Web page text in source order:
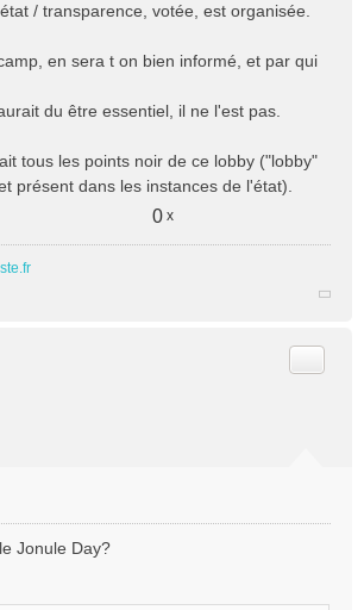
/ transparence, votée, est organisée.
en sera t on bien informé, et par qui
du être essentiel, il ne l'est pas.
tous les points noir de ce lobby ("lobby"
présent dans les instances de l'état).
0 x
Jonule Day?